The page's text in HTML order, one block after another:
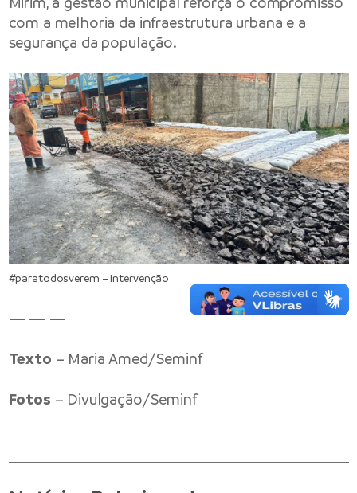
com a melhoria da infraestrutura urbana e a
segurança da população.
#paratodosverem – Intervenção
— — —
Texto – Maria Amed/Seminf
Fotos – Divulgação/Seminf